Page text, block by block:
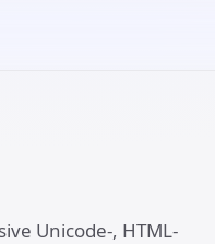
Unicode-, HTML-